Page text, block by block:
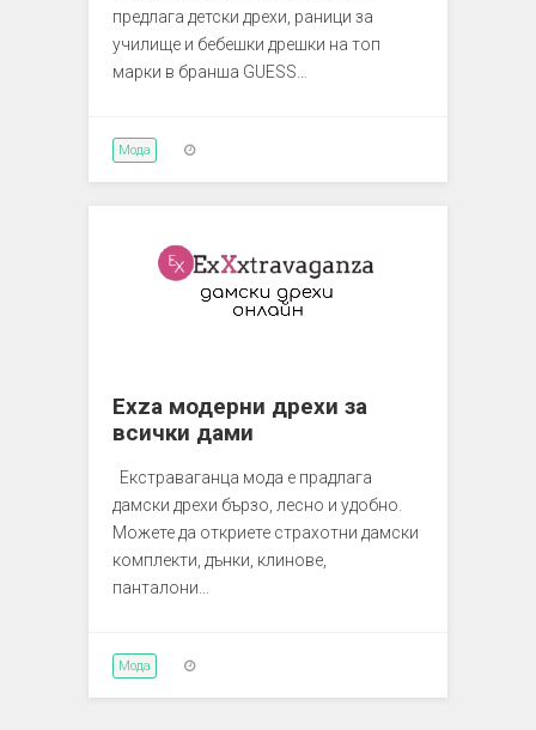
предлага детски дрехи, раници за
училище и бебешки дрешки на топ
марки в бранша GUESS…
Мода
Exza модерни дрехи за
всички дами
Екстраваганца мода е прадлага
дамски дрехи бързо, лесно и удобно.
Можете да откриете страхотни дамски
комплекти, дънки, клинове,
панталони…
Мода